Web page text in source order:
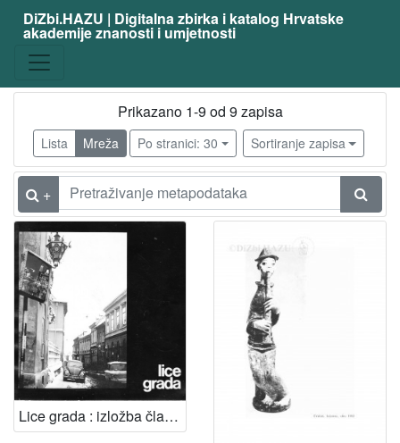
DiZbi.HAZU | Digitalna zbirka i katalog Hrvatske
akademije znanosti i umjetnosti
Prikazano 1-9 od 9 zapisa
Lista Mreža Po stranici: 30 Sortiranje zapisa
+
Lice grada : izložba članova fotografske sekcije ULUPUH-a : Muzej za umjetnost i obrt, 19.10. - 2.11. '79. / [predgovor Marina Baričević]